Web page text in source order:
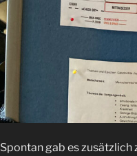
Spontan gab es